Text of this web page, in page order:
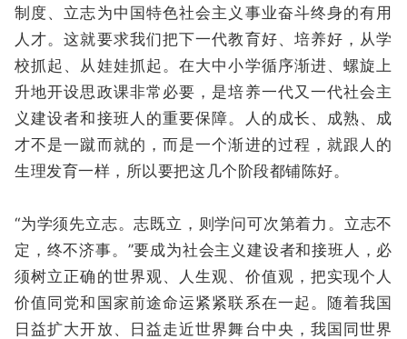
制度、立志为中国特色社会主义事业奋斗终身的有用
人才。这就要求我们把下一代教育好、培养好，从学
校抓起、从娃娃抓起。在大中小学循序渐进、螺旋上
升地开设思政课非常必要，是培养一代又一代社会主
义建设者和接班人的重要保障。人的成长、成熟、成
才不是一蹴而就的，而是一个渐进的过程，就跟人的
生理发育一样，所以要把这几个阶段都铺陈好。
“为学须先立志。志既立，则学问可次第着力。立志不
定，终不济事。”要成为社会主义建设者和接班人，必
须树立正确的世界观、人生观、价值观，把实现个人
价值同党和国家前途命运紧紧联系在一起。随着我国
日益扩大开放、日益走近世界舞台中央，我国同世界